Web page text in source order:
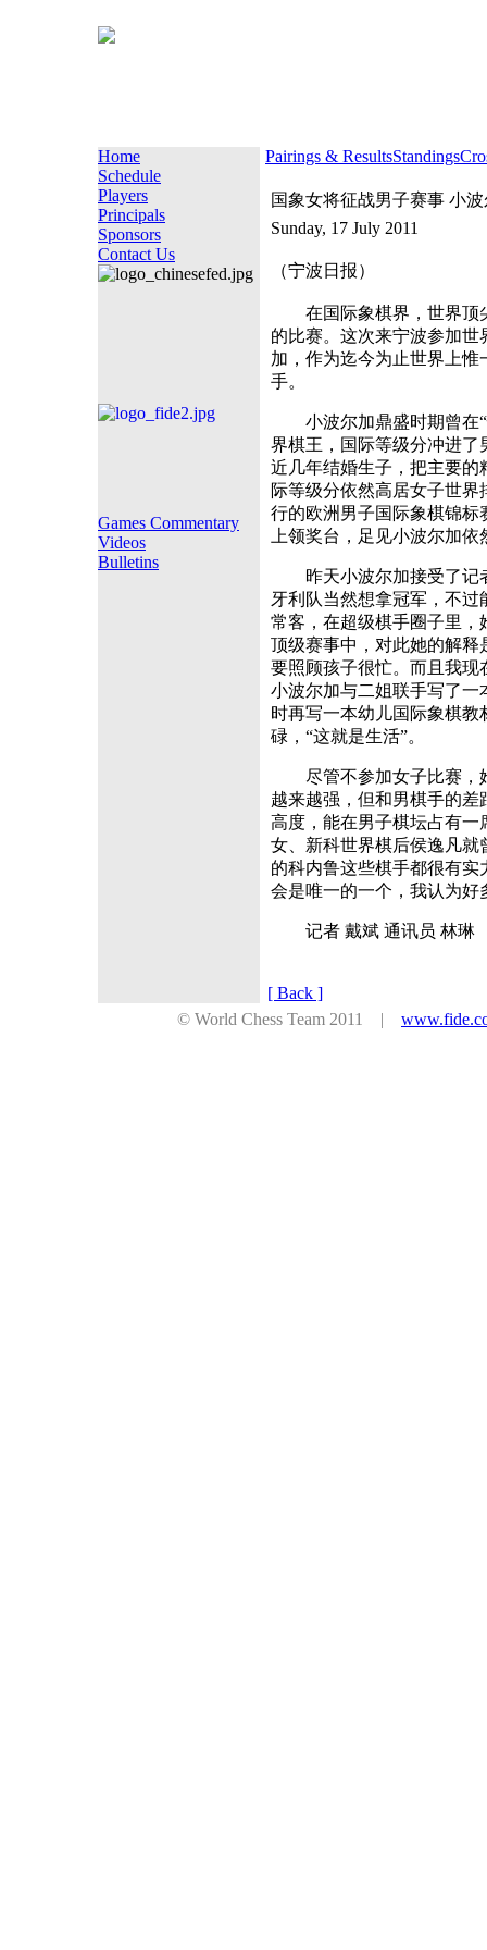
Home
Schedule
Players
Principals
Sponsors
Contact Us
Games Commentary
Videos
Bulletins
Pairings & ResultsStandings
国象女将征战男子赛事 小
Sunday, 17 July 2011
（宁波日报）
在国际象棋界，世界顶尖
的比赛。这次来宁波参加
加，作为迄今为止世界上
手。
小波尔加鼎盛时期曾在“
界棋王，国际等级分冲进
近几年结婚生子，把主要
际等级分依然高居女子世
行的欧洲男子国际象棋锦
上领奖台，足见小波尔加
昨天小波尔加接受了记者
牙利队当然想拿冠军，不
常客，在超级棋手圈子里
顶级赛事中，对此她的解释
要照顾孩子很忙。而且我
小波尔加与二姐联手写了
时再写一本幼儿国际象棋
碌，“这就是生活”。
尽管不参加女子比赛，她
越来越强，但和男棋手的
高度，能在男子棋坛占有
女、新科世界棋后侯逸凡就
的科内鲁这些棋手都很有
会是唯一的一个，我认为好
记者 戴斌 通讯员 林琳
[ Back ]
© World Chess Team 2011 |